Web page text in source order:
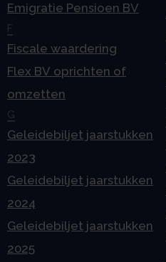
Emigratie Pensioen BV
F
Fiscale waardering
Flex BV oprichten of
omzetten
G
Geleidebiljet jaarstukken
2023
Geleidebiljet jaarstukken
2024
Geleidebiljet jaarstukken
2025